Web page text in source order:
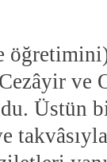
ve
Üstün